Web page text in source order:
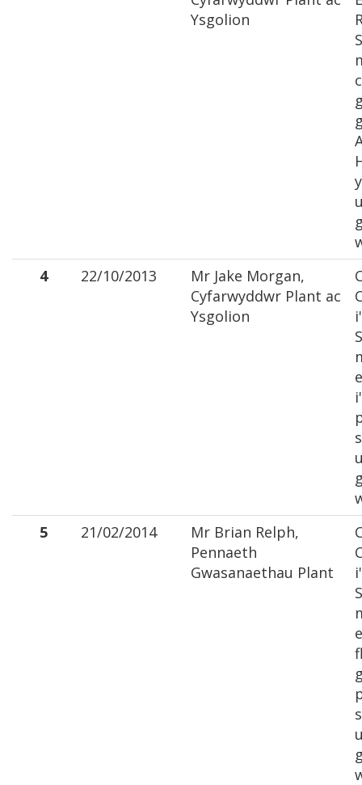
Ysgolion
4
22/10/2013
Mr Jake Morgan,
Cyfarwyddwr Plant ac
Ysgolion
5
21/02/2014
Mr Brian Relph,
Pennaeth
Gwasanaethau Plant